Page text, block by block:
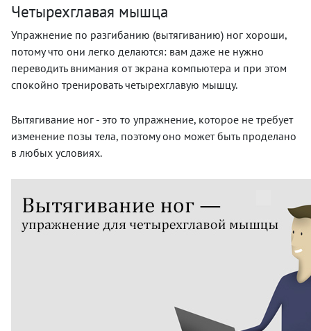
Четырехглавая мышца
Упражнение по разгибанию (вытягиванию) ног хороши,
потому что они легко делаются: вам даже не нужно
переводить внимания от экрана компьютера и при этом
спокойно тренировать четырехглавую мышцу.
Вытягивание ног - это то упражнение, которое не требует
изменение позы тела, поэтому оно может быть проделано
в любых условиях.